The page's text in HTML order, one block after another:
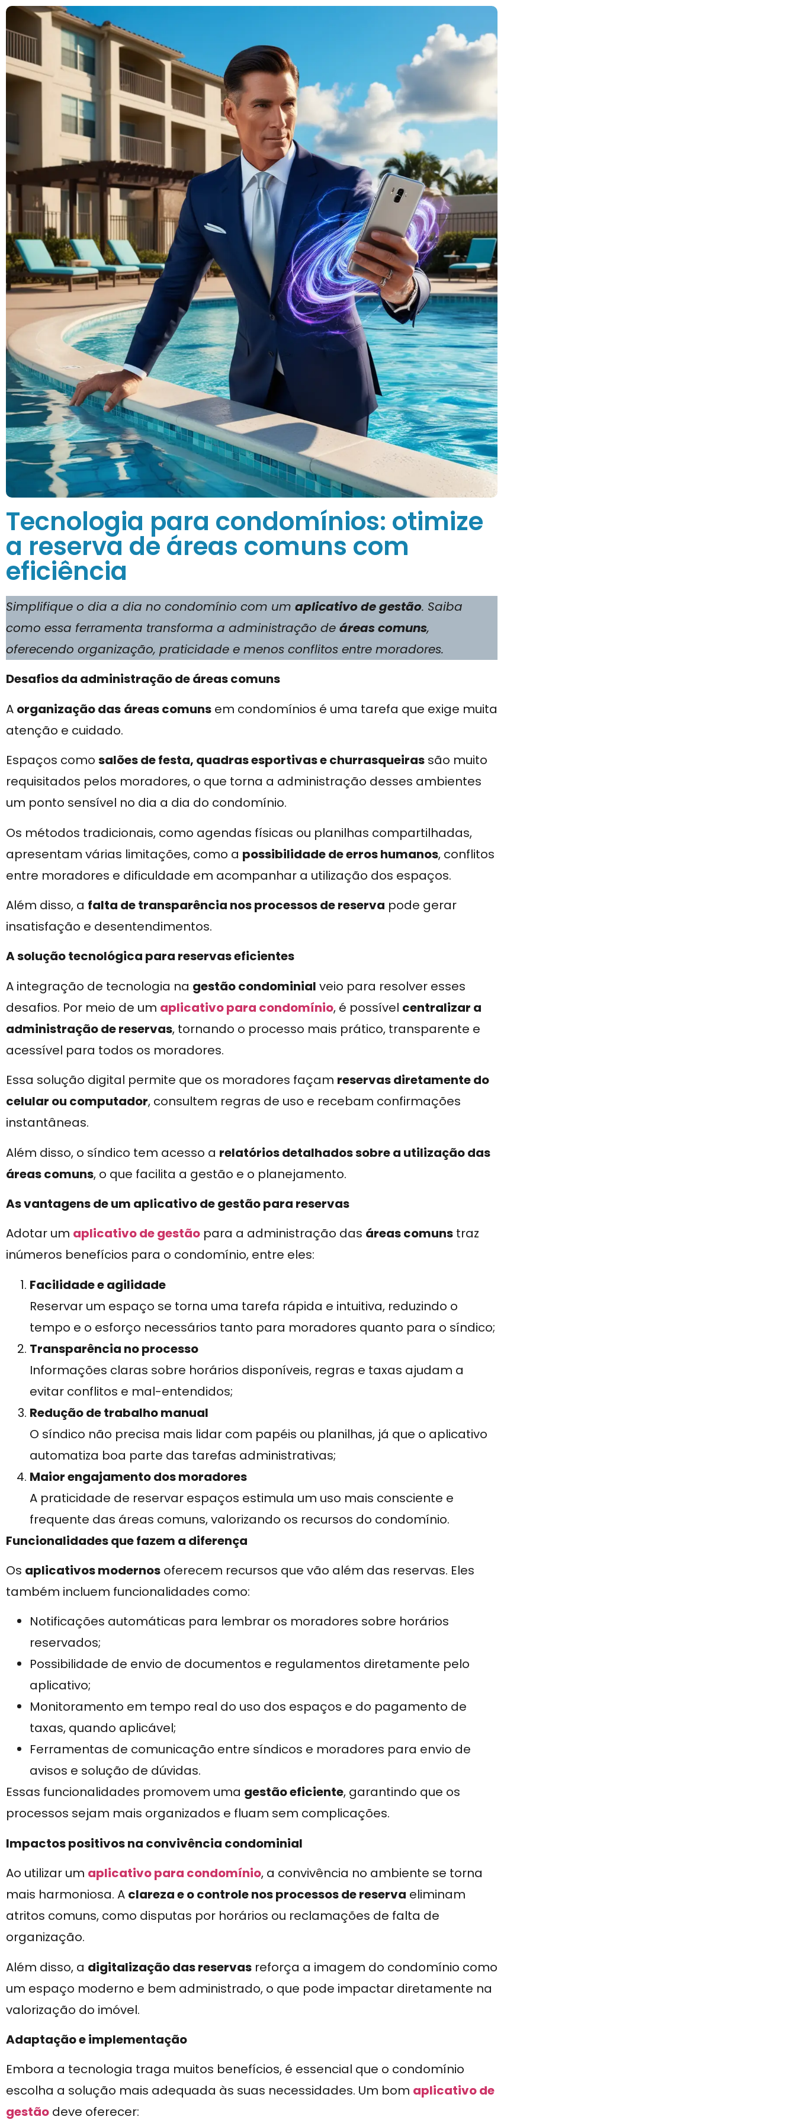
Tecnologia para condomínios: otimize
a reserva de áreas comuns com
eficiência
Simplifique o dia a dia no condomínio com um aplicativo de gestão. Saiba
como essa ferramenta transforma a administração de áreas comuns,
oferecendo organização, praticidade e menos conflitos entre moradores.
Desafios da administração de áreas comuns
A organização das áreas comuns em condomínios é uma tarefa que exige muita
atenção e cuidado.
Espaços como salões de festa, quadras esportivas e churrasqueiras são muito
requisitados pelos moradores, o que torna a administração desses ambientes
um ponto sensível no dia a dia do condomínio.
Os métodos tradicionais, como agendas físicas ou planilhas compartilhadas,
apresentam várias limitações, como a possibilidade de erros humanos, conflitos
entre moradores e dificuldade em acompanhar a utilização dos espaços.
Além disso, a falta de transparência nos processos de reserva pode gerar
insatisfação e desentendimentos.
A solução tecnológica para reservas eficientes
A integração de tecnologia na gestão condominial veio para resolver esses
desafios. Por meio de um aplicativo para condomínio, é possível centralizar a
administração de reservas, tornando o processo mais prático, transparente e
acessível para todos os moradores.
Essa solução digital permite que os moradores façam reservas diretamente do
celular ou computador, consultem regras de uso e recebam confirmações
instantâneas.
Além disso, o síndico tem acesso a relatórios detalhados sobre a utilização das
áreas comuns, o que facilita a gestão e o planejamento.
As vantagens de um aplicativo de gestão para reservas
Adotar um aplicativo de gestão para a administração das áreas comuns traz
inúmeros benefícios para o condomínio, entre eles:
Facilidade e agilidade
Reservar um espaço se torna uma tarefa rápida e intuitiva, reduzindo o
tempo e o esforço necessários tanto para moradores quanto para o síndico;
Transparência no processo
Informações claras sobre horários disponíveis, regras e taxas ajudam a
evitar conflitos e mal-entendidos;
Redução de trabalho manual
O síndico não precisa mais lidar com papéis ou planilhas, já que o aplicativo
automatiza boa parte das tarefas administrativas;
Maior engajamento dos moradores
A praticidade de reservar espaços estimula um uso mais consciente e
frequente das áreas comuns, valorizando os recursos do condomínio.
Funcionalidades que fazem a diferença
Os aplicativos modernos oferecem recursos que vão além das reservas. Eles
também incluem funcionalidades como:
Notificações automáticas para lembrar os moradores sobre horários
reservados;
Possibilidade de envio de documentos e regulamentos diretamente pelo
aplicativo;
Monitoramento em tempo real do uso dos espaços e do pagamento de
taxas, quando aplicável;
Ferramentas de comunicação entre síndicos e moradores para envio de
avisos e solução de dúvidas.
Essas funcionalidades promovem uma gestão eficiente, garantindo que os
processos sejam mais organizados e fluam sem complicações.
Impactos positivos na convivência condominial
Ao utilizar um aplicativo para condomínio, a convivência no ambiente se torna
mais harmoniosa. A clareza e o controle nos processos de reserva eliminam
atritos comuns, como disputas por horários ou reclamações de falta de
organização.
Além disso, a digitalização das reservas reforça a imagem do condomínio como
um espaço moderno e bem administrado, o que pode impactar diretamente na
valorização do imóvel.
Adaptação e implementação
Embora a tecnologia traga muitos benefícios, é essencial que o condomínio
escolha a solução mais adequada às suas necessidades. Um bom aplicativo de
gestão deve oferecer: